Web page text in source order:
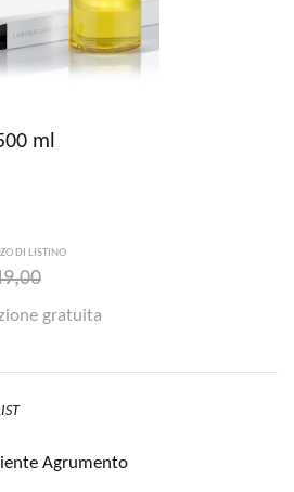
ml
DI LISTINO
gratuita
Agrumento